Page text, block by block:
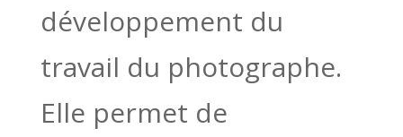
développement du
travail du photographe.
Elle permet de